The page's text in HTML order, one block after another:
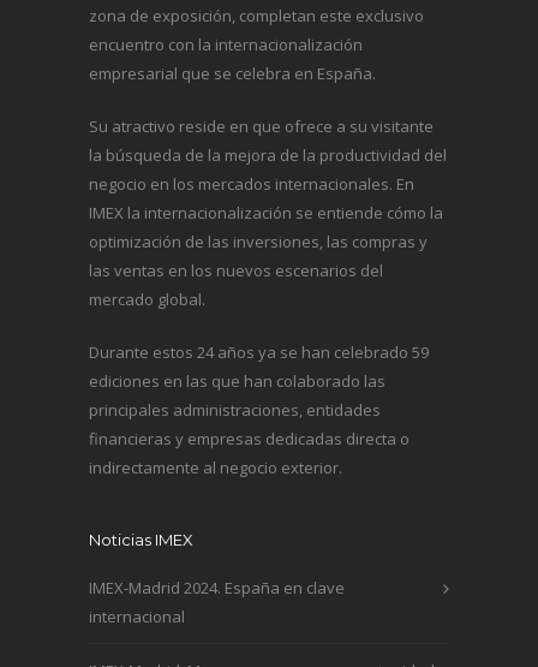
zona de exposición, completan este exclusivo
encuentro con la internacionalización
empresarial que se celebra en España.
Su atractivo reside en que ofrece a su visitante
la búsqueda de la mejora de la productividad del
negocio en los mercados internacionales. En
IMEX la internacionalización se entiende cómo la
optimización de las inversiones, las compras y
las ventas en los nuevos escenarios del
mercado global.
Durante estos 24 años ya se han celebrado 59
ediciones en las que han colaborado las
principales administraciones, entidades
financieras y empresas dedicadas directa o
indirectamente al negocio exterior.
Noticias IMEX
IMEX-Madrid 2024. España en clave
internacional